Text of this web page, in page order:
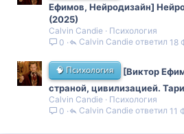
Ефимов, Нейродизайн]
(2025)
Calvin Candie
Психология
0
18
Calvin Candie
🧠 Психология
[Виктор
страной, цивилизацией.
Calvin Candie
Психология
0
11
Calvin Candie